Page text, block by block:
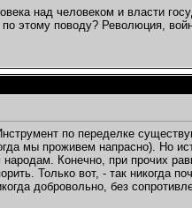
над человеком и власти
этому поводу? Революция,
по переделке
мы проживем напрасно). Но
Конечно, при прочих
Только вот, - так никогда
добровольно, без